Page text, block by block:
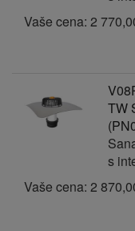
Vaše cena: 2
TW
s
Vaše cena: 2